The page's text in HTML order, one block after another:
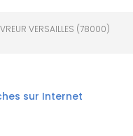
VERSAILLES (78000)
sur Internet